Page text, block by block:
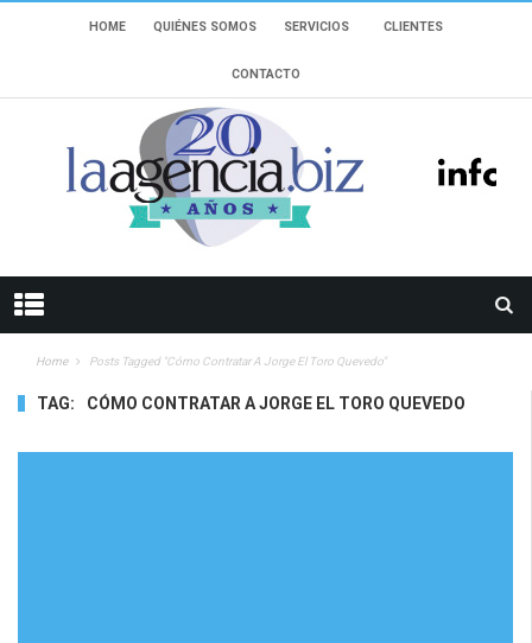
HOME QUIÉNES SOMOS SERVICIOS CLIENTES
CONTACTO
Home Posts Tagged "cómo Contratar A Jorge El Toro Quevedo"
TAG: CÓMO CONTRATAR A JORGE EL TORO QUEVEDO